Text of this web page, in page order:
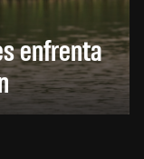
enfrenta